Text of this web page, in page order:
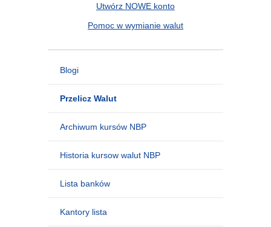
Utwórz NOWE konto
Pomoc w wymianie walut
Blogi
Przelicz Walut
Archiwum kursów NBP
Historia kursow walut NBP
Lista banków
Kantory lista